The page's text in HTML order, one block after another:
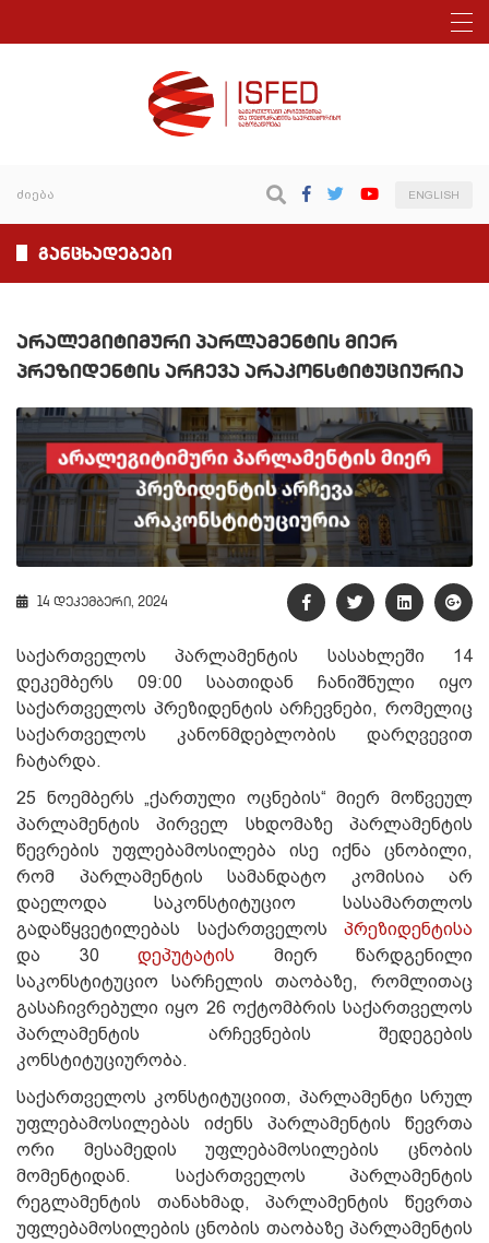
ENGLISH
განცხადებები
არალეგიტიმური პარლამენტის მიერ
პრეზიდენტის არჩევა არაკონსტიტუციურია
14 დეკემბერი, 2024
საქართველოს პარლამენტის სასახლეში 14
დეკემბერს 09:00 საათიდან ჩანიშნული იყო
საქართველოს პრეზიდენტის არჩევნები, რომელიც
საქართველოს კანონმდებლობის დარღვევით
ჩატარდა.
25 ნოემბერს „ქართული ოცნების“ მიერ მოწვეულ
პარლამენტის პირველ სხდომაზე პარლამენტის
წევრების უფლებამოსილება ისე იქნა ცნობილი,
რომ პარლამენტის სამანდატო კომისია არ
დაელოდა საკონსტიტუციო სასამართლოს
გადაწყვეტილებას საქართველოს პრეზიდენტისა
და 30 დეპუტატის მიერ წარდგენილი
საკონსტიტუციო სარჩელის თაობაზე, რომლითაც
გასაჩივრებული იყო 26 ოქტომბრის საქართველოს
პარლამენტის არჩევნების შედეგების
კონსტიტუციურობა.
საქართველოს კონსტიტუციით, პარლამენტი სრულ
უფლებამოსილებას იძენს პარლამენტის წევრთა
ორი მესამედის უფლებამოსილების ცნობის
მომენტიდან. საქართველოს პარლამენტის
რეგლამენტის თანახმად, პარლამენტის წევრთა
უფლებამოსილების ცნობის თაობაზე პარლამენტის